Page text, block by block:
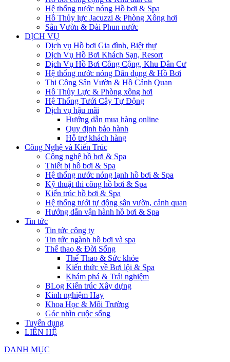
Hệ thống nước nóng Hồ bơi & Spa
Hồ Thủy lực Jacuzzi & Phòng Xông hơi
Sân Vườn & Đài Phun nước
DỊCH VỤ
Dịch vụ Hồ bơi Gia đình, Biệt thự
Dịch Vụ Hồ Bơi Khách Sạn, Resort
Dịch Vụ Hồ Bơi Công Cộng, Khu Dân Cư
Hệ thống nước nóng Dân dụng & Hồ Bơi
Thi Công Sân Vườn & Hồ Cảnh Quan
Hồ Thủy Lực & Phòng xông hơi
Hệ Thống Tưới Cây Tự Động
Dịch vụ hậu mãi
Hướng dẫn mua hàng online
Quy định bảo hành
Hỗ trợ khách hàng
Công Nghệ và Kiến Trúc
Công nghệ hồ bơi & Spa
Thiết bị hồ bơi & Spa
Hệ thống nước nóng lạnh hồ bơi & Spa
Kỹ thuật thi công hồ bơi & Spa
Kiến trúc hồ bơi & Spa
Hệ thống tưới tự động sân vườn, cảnh quan
Hướng dẫn vận hành hồ bơi & Spa
Tin tức
Tin tức công ty
Tin tức ngành hồ bơi và spa
Thể thao & Đời Sống
Thể Thao & Sức khỏe
Kiến thức về Bơi lội & Spa
Khám phá & Trải nghiệm
BLog Kiến trúc Xây dựng
Kinh nghiệm Hay
Khoa Học & Môi Trường
Góc nhìn cuộc sống
Tuyển dụng
LIÊN HỆ
DANH MỤC